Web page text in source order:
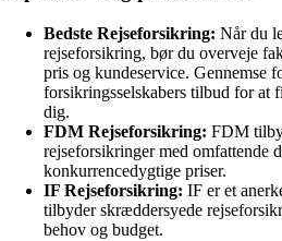
Bedste Rejseforsikring: Når du
rejseforsikring, bør du overveje
pris og kundeservice. Gennemse
forsikringsselskabers tilbud for at
dig.
FDM Rejseforsikring: FDM
rejseforsikringer med omfattende
konkurrencedygtige priser.
IF Rejseforsikring: IF er et
tilbyder skræddersyede
behov og budget.